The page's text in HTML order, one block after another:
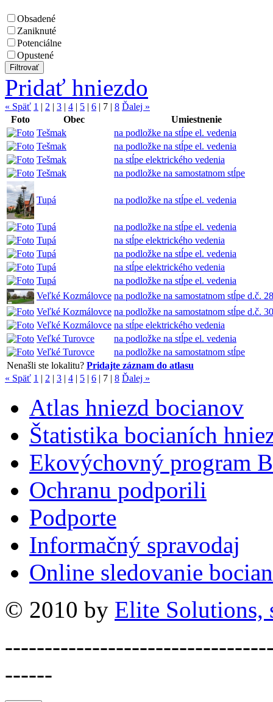
Obsadené
Zaniknuté
Potenciálne
Opustené
Pridať hniezdo
« Späť 1 | 2 | 3 | 4 | 5 | 6 | 7 | 8 Ďalej »
Foto
Obec
Umiestnenie
Tešmak
na podložke na stĺpe el. vedenia
Tešmak
na podložke na stĺpe el. vedenia
Tešmak
na stĺpe elektrického vedenia
Tešmak
na podložke na samostatnom stĺpe
Tupá na podložke na stĺpe el. vedenia
Tupá
na podložke na stĺpe el. vedenia
Tupá
na stĺpe elektrického vedenia
Tupá
na podložke na stĺpe el. vedenia
Tupá
na stĺpe elektrického vedenia
Tupá
na podložke na stĺpe el. vedenia
Veľké Kozmálovce na podložke na samostatnom stĺpe d.č.
Veľké Kozmálovce na podložke na samostatnom stĺpe d.č.
Veľké Kozmálovce na stĺpe elektrického vedenia
Veľké Turovce
na podložke na stĺpe el. vedenia
Veľké Turovce
na podložke na samostatnom stĺpe
Nenašli ste lokalitu? Pridajte záznam do atlasu
« Späť 1 | 2 | 3 | 4 | 5 | 6 | 7 | 8 Ďalej »
Atlas hniezd bocianov
Štatistika bocianích
Ekovýchovný program
Ochranu podporili
Podporte
Informačný spravodaj
Online sledovanie
© 2010 by Elite Solutions,
------